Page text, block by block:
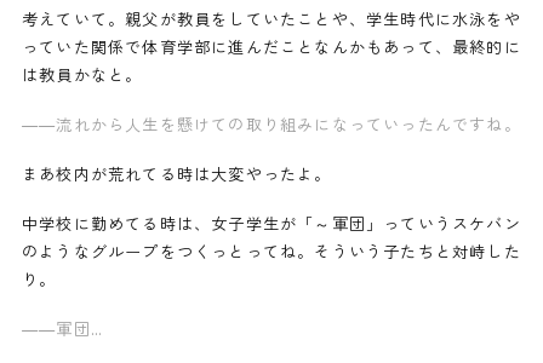
考えていて。親父が教員をしていたことや、学生時代に水泳をや
っていた関係で体育学部に進んだことなんかもあって、最終的に
は教員かなと。
——流れから人生を懸けての取り組みになっていったんですね。
まあ校内が荒れてる時は大変やったよ。
中学校に勤めてる時は、女子学生が「～軍団」っていうスケバン
のようなグループをつくっとってね。そういう子たちと対峙した
り。
——軍団…